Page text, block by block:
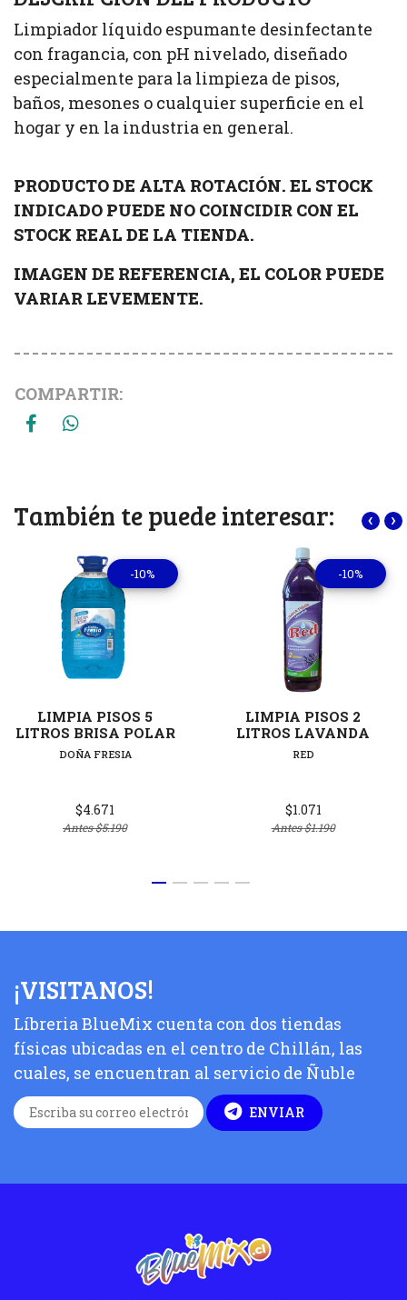
Limpiador líquido espumante desinfectante
con fragancia, con pH nivelado, diseñado
especialmente para la limpieza de pisos,
baños, mesones o cualquier superficie en el
hogar y en la industria en general.
PRODUCTO DE ALTA ROTACIÓN. EL STOCK
INDICADO PUEDE NO COINCIDIR CON EL
STOCK REAL DE LA TIENDA.
IMAGEN DE REFERENCIA, EL COLOR PUEDE
VARIAR LEVEMENTE.
COMPARTIR:
También te puede interesar:
-10%
LIMPIA PISOS 5
LITROS BRISA POLAR
DOÑA FRESIA
$4.671
Antes$5.190
-10%
LIMPIA PISOS 2
LITROS LAVANDA
RED
$1.071
Antes$1.190
‹ ›
¡VISITANOS!
Líbreria BlueMix cuenta con dos tiendas
físicas ubicadas en el centro de Chillán, las
cuales, se encuentran al servicio de Ñuble
ENVIAR